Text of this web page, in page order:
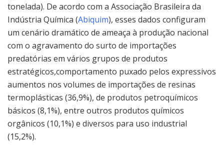
tonelada). De acordo com a Associação Brasileira da
Indústria Química (Abiquim), esses dados configuram
um cenário dramático de ameaça à produção nacional
com o agravamento do surto de importações
predatórias em vários grupos de produtos
estratégicos,comportamento puxado pelos expressivos
aumentos nos volumes de importações de resinas
termoplásticas (36,9%), de produtos petroquímicos
básicos (8,1%), entre outros produtos químicos
orgânicos (10,1%) e diversos para uso industrial
(15,2%).